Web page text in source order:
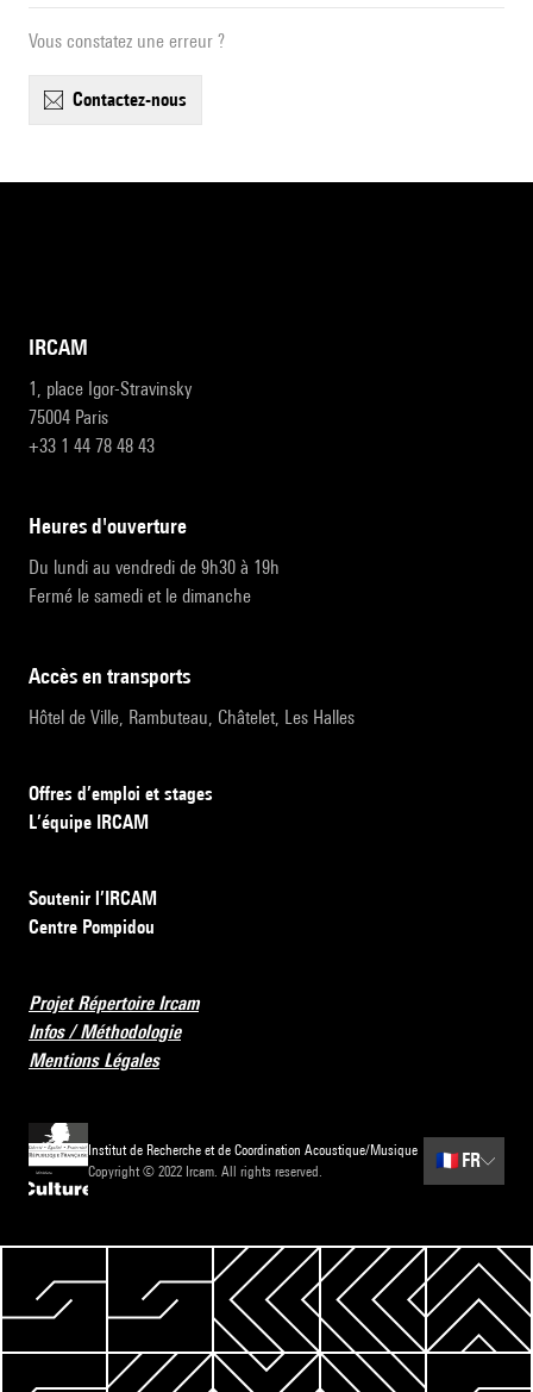
Vous constatez une erreur ?
contactez-nous
IRCAM
1, place Igor-Stravinsky
75004 Paris
+33 1 44 78 48 43
heures d'ouverture
Du lundi au vendredi de 9h30 à 19h
Fermé le samedi et le dimanche
accès en transports
Hôtel de Ville, Rambuteau, Châtelet, Les Halles
Offres d’emploi et stages
L’équipe IRCAM
Soutenir l’IRCAM
Centre Pompidou
Projet Répertoire Ircam
Infos / Méthodologie
Mentions Légales
Institut de Recherche et de Coordination Acoustique/Musique
Copyright © 2022 Ircam. All rights reserved.
🇫🇷 FR